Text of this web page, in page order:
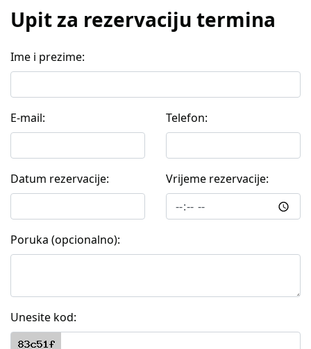
Upit za rezervaciju termina
Ime i prezime:
E-mail: Telefon:
Datum rezervacije: Vrijeme rezervacije:
Poruka (opcionalno):
Unesite kod: